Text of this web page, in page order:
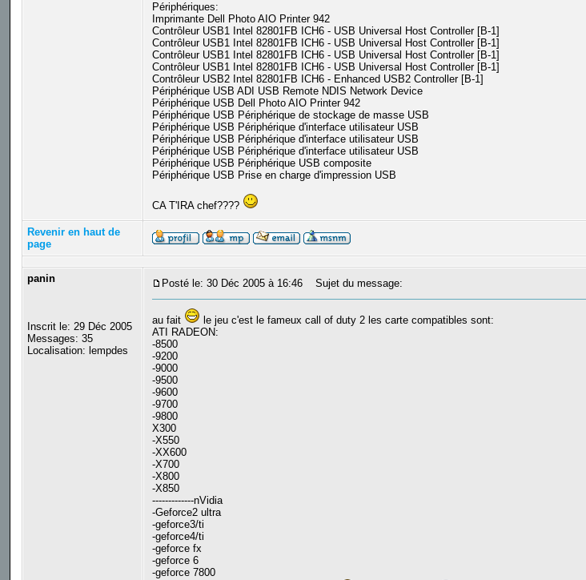
Périphériques:
Imprimante Dell Photo AIO Printer 942
Contrôleur USB1 Intel 82801FB ICH6 - USB Universal Host Controller [B-1]
Contrôleur USB1 Intel 82801FB ICH6 - USB Universal Host Controller [B-1]
Contrôleur USB1 Intel 82801FB ICH6 - USB Universal Host Controller [B-1]
Contrôleur USB1 Intel 82801FB ICH6 - USB Universal Host Controller [B-1]
Contrôleur USB2 Intel 82801FB ICH6 - Enhanced USB2 Controller [B-1]
Périphérique USB ADI USB Remote NDIS Network Device
Périphérique USB Dell Photo AIO Printer 942
Périphérique USB Périphérique de stockage de masse USB
Périphérique USB Périphérique d'interface utilisateur USB
Périphérique USB Périphérique d'interface utilisateur USB
Périphérique USB Périphérique d'interface utilisateur USB
Périphérique USB Périphérique USB composite
Périphérique USB Prise en charge d'impression USB
CA T'IRA chef????
Revenir en haut de
page
panin
Inscrit le: 29 Déc 2005
Messages: 35
Localisation: lempdes
Posté le: 30 Déc 2005 à 16:46 Sujet du message:
au fait
le jeu c'est le fameux call of duty 2 les carte compatibles sont:
ATI RADEON:
-8500
-9200
-9000
-9500
-9600
-9700
-9800
X300
-X550
-XX600
-X700
-X800
-X850
-------------nVidia
-Geforce2 ultra
-geforce3/ti
-geforce4/ti
-geforce fx
-geforce 6
-geforce 7800